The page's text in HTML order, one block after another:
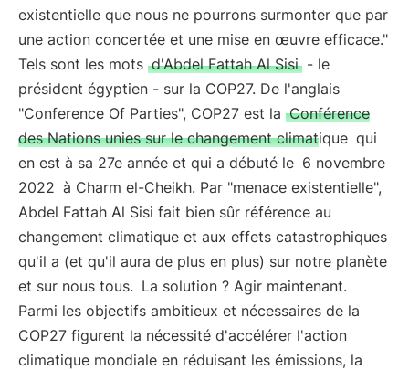
existentielle que nous ne pourrons surmonter que par
une action concertée et une mise en œuvre efficace."
Tels sont les mots d'Abdel Fattah Al Sisi - le
président égyptien - sur la COP27. De l'anglais
"Conference Of Parties", COP27 est la Conférence
des Nations unies sur le changement climatique qui
en est à sa 27e année et qui a débuté le 6 novembre
2022 à Charm el-Cheikh. Par "menace existentielle",
Abdel Fattah Al Sisi fait bien sûr référence au
changement climatique et aux effets catastrophiques
qu'il a (et qu'il aura de plus en plus) sur notre planète
et sur nous tous. La solution ? Agir maintenant.
Parmi les objectifs ambitieux et nécessaires de la
COP27 figurent la nécessité d'accélérer l'action
climatique mondiale en réduisant les émissions, la